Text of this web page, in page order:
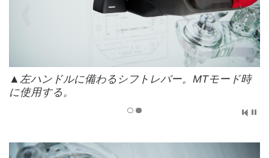
▲左ハンドルに備わるシフトレバー。MTモード時
に使用する。